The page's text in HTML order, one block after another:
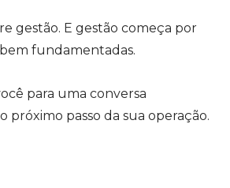
gestão. E gestão começa por
fundamentadas.
para uma conversa
próximo passo da sua operação.